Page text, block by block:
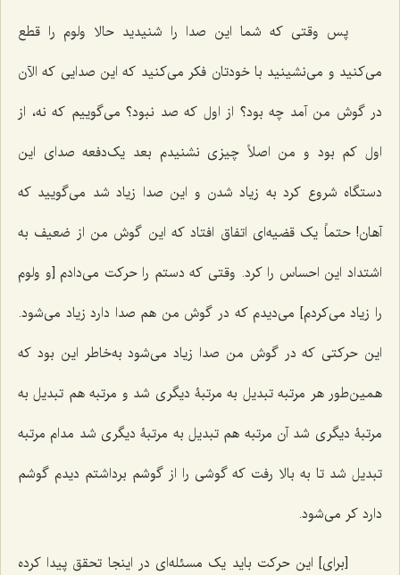
پس وقتی که شما این صدا را شنیدید حالا ولوم را قطع
می‌کنید و می‌نشینید با خودتان فکر می‌کنید که این صدایی که الآن
در گوش من آمد چه بود؟ از اول که صد نبود؟ می‌گوییم که نه، از
اول کم بود و من اصلاً چیزی نشنیدم بعد یک‌دفعه صدای این
دستگاه شروع کرد به زیاد شدن و این صدا زیاد شد می‌گویید که
آهان! حتماً یک قضیه‌ای اتفاق افتاد که این گوش من از ضعیف به
اشتداد این احساس را کرد. وقتی که دستم را حرکت می‌دادم [و ولوم
را زیاد می‌کردم] می‌دیدم که در گوش من هم صدا دارد زیاد می‌شود.
این حرکتی که در گوش من صدا زیاد می‌شود به‌خاطر این بود که
همین‌طور هر مرتبه تبدیل به مرتبۀ دیگری شد و مرتبه هم تبدیل به
مرتبۀ دیگری شد آن مرتبه هم تبدیل به مرتبۀ دیگری شد مدام مرتبه
تبدیل شد تا به بالا رفت که گوشی را از گوشم برداشتم دیدم گوشم
دارد کر می‌شود.
[برای] این حرکت باید یک مسئله‌ای در اینجا تحقق پیدا کرده